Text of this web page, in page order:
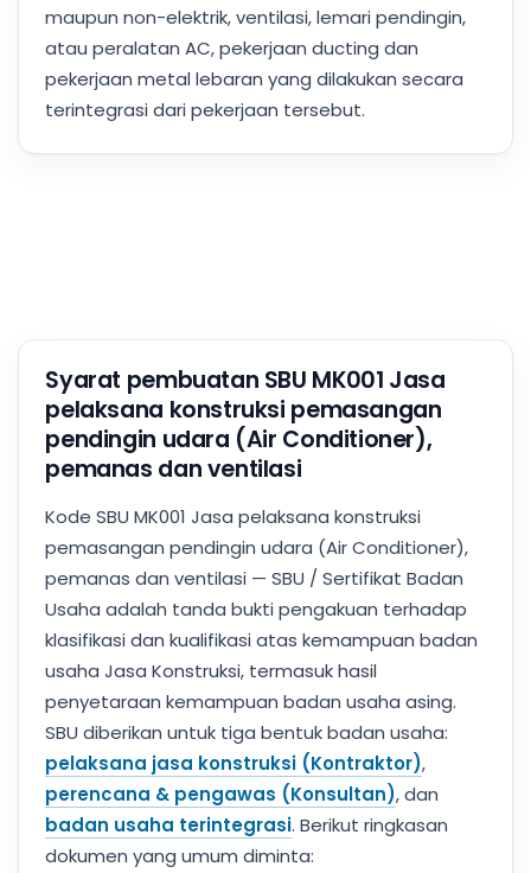
maupun non-elektrik, ventilasi, lemari pendingin,
atau peralatan AC, pekerjaan ducting dan
pekerjaan metal lebaran yang dilakukan secara
terintegrasi dari pekerjaan tersebut.
Syarat pembuatan SBU MK001 Jasa
pelaksana konstruksi pemasangan
pendingin udara (Air Conditioner),
pemanas dan ventilasi
Kode SBU MK001 Jasa pelaksana konstruksi
pemasangan pendingin udara (Air Conditioner),
pemanas dan ventilasi — SBU / Sertifikat Badan
Usaha adalah tanda bukti pengakuan terhadap
klasifikasi dan kualifikasi atas kemampuan badan
usaha Jasa Konstruksi, termasuk hasil
penyetaraan kemampuan badan usaha asing.
SBU diberikan untuk tiga bentuk badan usaha:
pelaksana jasa konstruksi (Kontraktor),
perencana & pengawas (Konsultan), dan
badan usaha terintegrasi. Berikut ringkasan
dokumen yang umum diminta: